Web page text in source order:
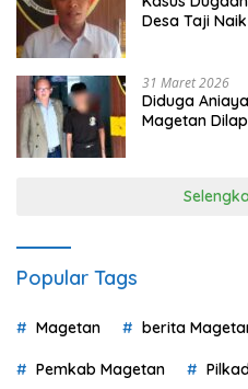
Desa Taji
31 Maret 2026
Diduga
Magetan
Popular Tags
Magetan berita
Pemkab Magetan